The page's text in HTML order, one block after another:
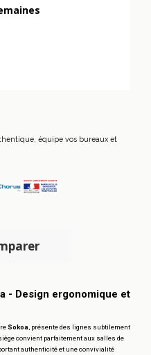
équipe vos bureaux et
- Design ergonomique et
Sokoa , présente des lignes subtilement
convient parfaitement aux salles de
authenticité et une convivialité